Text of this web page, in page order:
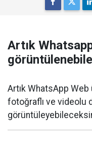
Artık
Artık WhatsApp Web
fotoğraflı ve videolu